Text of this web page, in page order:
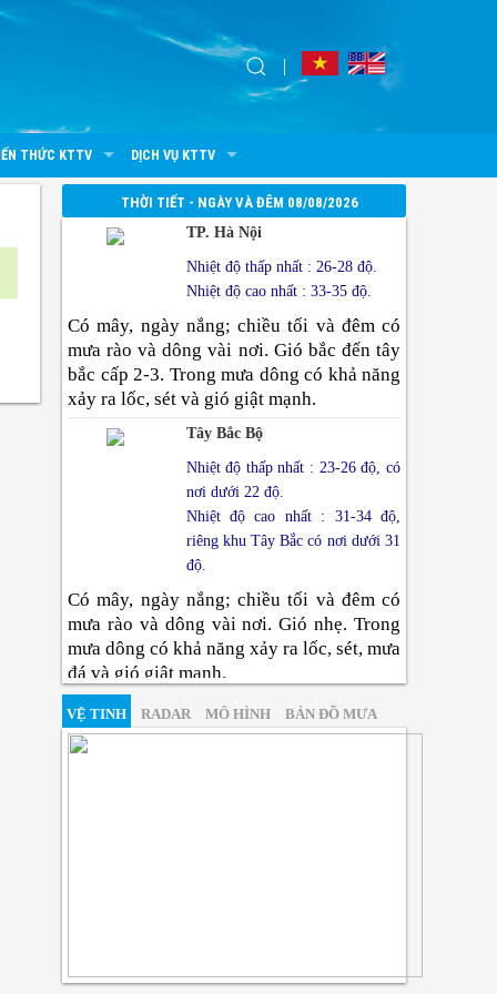
THỨC KTTV DỊCH VỤ KTTV
THỜI TIẾT - NGÀY VÀ ĐÊM 08/08/2026
TP. Hà Nội
Nhiệt độ thấp nhất : 26-28 độ.
Nhiệt độ cao nhất : 33-35 độ.
Có mây, ngày nắng; chiều tối và đêm có
mưa rào và dông vài nơi. Gió bắc đến tây
bắc cấp 2-3. Trong mưa dông có khả năng
xảy ra lốc, sét và gió giật mạnh.
Tây Bắc Bộ
Nhiệt độ thấp nhất : 23-26 độ, có
nơi dưới 22 độ.
Nhiệt độ cao nhất : 31-34 độ,
riêng khu Tây Bắc có nơi dưới 31
độ.
Có mây, ngày nắng; chiều tối và đêm có
mưa rào và dông vài nơi. Gió nhẹ. Trong
mưa dông có khả năng xảy ra lốc, sét, mưa
đá và gió giật mạnh.
Đông Bắc Bộ
Thanh Hóa Đến Huế
VỆ TINH RADAR MÔ HÌNH BẢN ĐỒ MƯA